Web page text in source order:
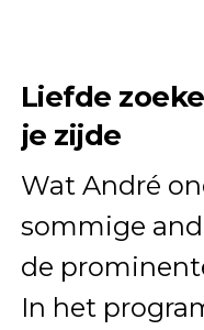
Liefde
je zijde
Wat André
sommige
de
In het